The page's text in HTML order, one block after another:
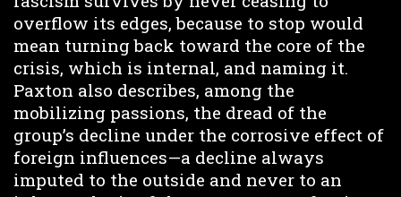
overflow its edges, because to stop would
mean turning back toward the core of the
crisis, which is internal, and naming it.
Paxton also describes, among the
mobilizing passions, the dread of the
group’s decline under the corrosive effect of
foreign influences—a decline always
imputed to the outside and never to an